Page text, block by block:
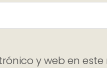
y web en